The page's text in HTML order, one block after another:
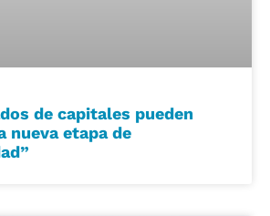
de capitales pueden
nueva etapa de